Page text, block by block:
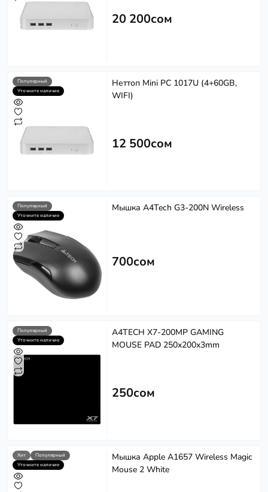
20 200сом
Популярный
Уточните наличие
Неттоп Mini PC 1017U (4+60GB,
WIFI)
12 500сом
Популярный
Уточните наличие
Мышка A4Tech G3-200N Wireless
700сом
Популярный
Уточните наличие
A4TECH X7-200MP GAMING
MOUSE PAD 250x200x3mm
250сом
Хит
Популярный
Уточните наличие
Мышка Apple A1657 Wireless Magic
Mouse 2 White